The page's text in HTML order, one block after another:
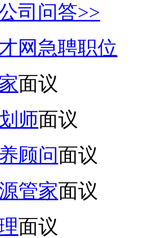
司问答>>
网急聘职位
面议
师面议
顾问面议
管家面议
面议